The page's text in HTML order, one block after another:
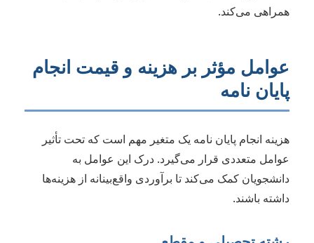
همراهی می‌کند.
عوامل مؤثر بر هزینه و قیمت انجام
پایان نامه
هزینه انجام پایان نامه یک متغیر مهم است که تحت تأثیر
عوامل متعددی قرار می‌گیرد. درک این عوامل به
دانشجویان کمک می‌کند تا برآوردی واقع‌بینانه از هزینه‌ها
داشته باشند.